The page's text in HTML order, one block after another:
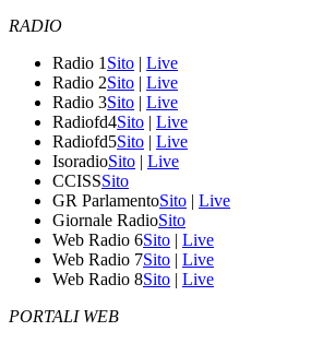
RADIO
Radio 1 Sito | Live
Radio 2Sito | Live
Radio 3Sito | Live
Radiofd4Sito | Live
Radiofd5Sito | Live
IsoradioSito | Live
CCISSSito
GR ParlamentoSito | Live
Giornale RadioSito
Web Radio 6Sito | Live
Web Radio 7Sito | Live
Web Radio 8Sito | Live
PORTALI WEB